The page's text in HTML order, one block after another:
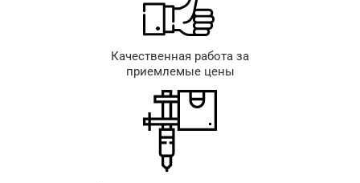
Качественная работа за
приемлемые цены